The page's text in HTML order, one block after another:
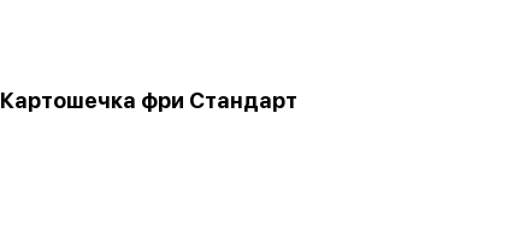
Картошечка фри Стандарт